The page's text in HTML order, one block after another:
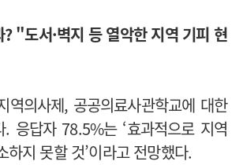
"도서·벽지 등 열악한 지역 기피 현
역의사제, 공공의료사관학교에 대한
. 응답자 78.5%는 ‘효과적으로 지역
하지 못할 것’이라고 전망했다.